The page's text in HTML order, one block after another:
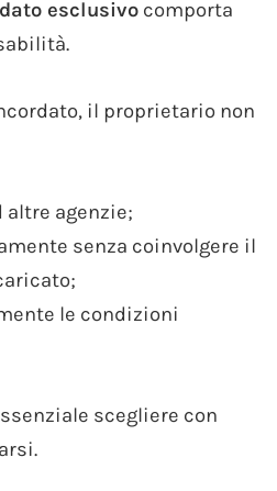
esclusivo comporta
il proprietario non
altre agenzie;
senza coinvolgere il
le condizioni
scegliere con